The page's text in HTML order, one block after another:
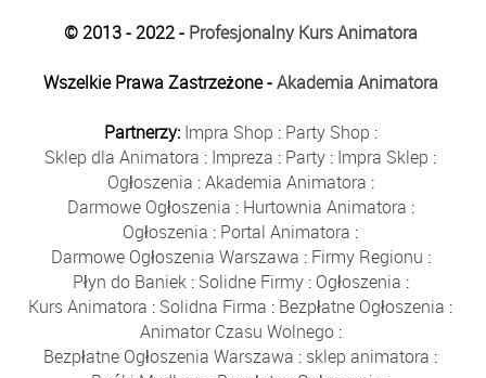
© 2013 - 2022 - Profesjonalny Kurs Animatora
Wszelkie Prawa Zastrzeżone -Akademia Animatora
Partnerzy: Impra Shop : Party Shop :
Sklep dla Animatora : Impreza : Party : Impra Sklep :
Ogłoszenia :Akademia Animatora :
Darmowe Ogłoszenia : Hurtownia Animatora :
Ogłoszenia : Portal Animatora :
Darmowe Ogłoszenia Warszawa : Firmy Regionu :
Płyn do Baniek: Solidne Firmy: Ogłoszenia :
Kurs Animatora : Solidna Firma : Bezpłatne Ogłoszenia :
Animator Czasu Wolnego:
Bezpłatne Ogłoszenia Warszawa : sklep animatora :